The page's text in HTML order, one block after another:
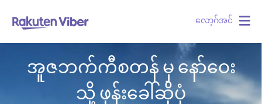
လော့ဂ်အင်
အူဇဘက်ကီစတန် မှ နော်ဝေး
သို့ ဖုန်းခေါ်ဆိုပုံ